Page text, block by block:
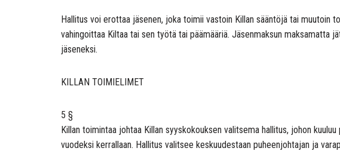
Hallitus voi erottaa jäsenen, joka toimii vastoin Killan sääntöjä tai muutoin
vahingoittaa Kiltaa tai sen työtä tai päämääriä. Jäsenmaksun maksamatta
jäseneksi.
KILLAN TOIMIELIMET
5 §
Killan toimintaa johtaa Killan syyskokouksen valitsema hallitus, johon
vuodeksi kerrallaan. Hallitus valitsee keskuudestaan puheenjohtajan ja